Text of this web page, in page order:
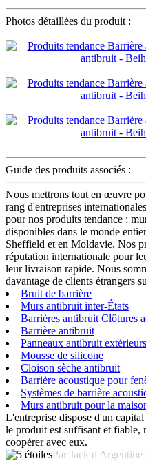
Photos détaillées du produit :
Guide des produits associés :
Nous mettrons tout en œuvre
rang d'entreprises
pour nos produits tendance :
disponibles dans le monde
Sheffield et en Moldavie. Nos
réputation internationale pour
leur livraison rapide. Nous
davantage de clients étrangers
Bruit de barrière
Murs antibruit inter-États
Barrières antibruit Clôtures
Barrière antibruit
Panneaux antibruit extérieurs
Mousse de silicone
Cloison sèche antibruit
Barrière acoustique pour
Systèmes de barrière
Murs antibruit pour la
L'entreprise dispose d'un
le produit est suffisant et fiable,
coopérer avec eux.
Par Jack